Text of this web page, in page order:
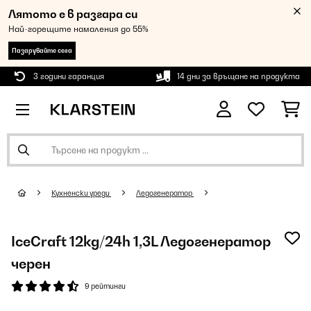
Лятото е в разгара си
Най-горещите намаления до 55%
Пазарувайте сега
3 години гаранция 14 дни за връщане на продукта
Кухненски уреди Ледогенератор
IceCraft 12kg/24h 1,3L Ледогенератор
черен
9 рейтинги